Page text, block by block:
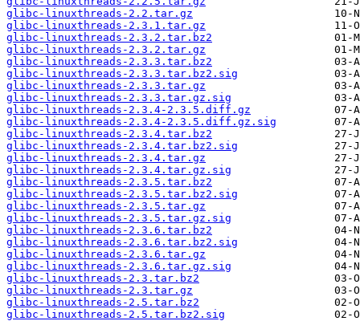
glibc-linuxthreads-2.2.tar.gz
glibc-linuxthreads-2.3.1.tar.gz
glibc-linuxthreads-2.3.2.tar.bz2
glibc-linuxthreads-2.3.2.tar.gz
glibc-linuxthreads-2.3.3.tar.bz2
glibc-linuxthreads-2.3.3.tar.bz2.sig
glibc-linuxthreads-2.3.3.tar.gz
glibc-linuxthreads-2.3.3.tar.gz.sig
glibc-linuxthreads-2.3.4-2.3.5.diff.gz
glibc-linuxthreads-2.3.4-2.3.5.diff.gz.sig
glibc-linuxthreads-2.3.4.tar.bz2
glibc-linuxthreads-2.3.4.tar.bz2.sig
glibc-linuxthreads-2.3.4.tar.gz
glibc-linuxthreads-2.3.4.tar.gz.sig
glibc-linuxthreads-2.3.5.tar.bz2
glibc-linuxthreads-2.3.5.tar.bz2.sig
glibc-linuxthreads-2.3.5.tar.gz
glibc-linuxthreads-2.3.5.tar.gz.sig
glibc-linuxthreads-2.3.6.tar.bz2
glibc-linuxthreads-2.3.6.tar.bz2.sig
glibc-linuxthreads-2.3.6.tar.gz
glibc-linuxthreads-2.3.6.tar.gz.sig
glibc-linuxthreads-2.3.tar.bz2
glibc-linuxthreads-2.3.tar.gz
glibc-linuxthreads-2.5.tar.bz2
glibc-linuxthreads-2.5.tar.bz2.sig